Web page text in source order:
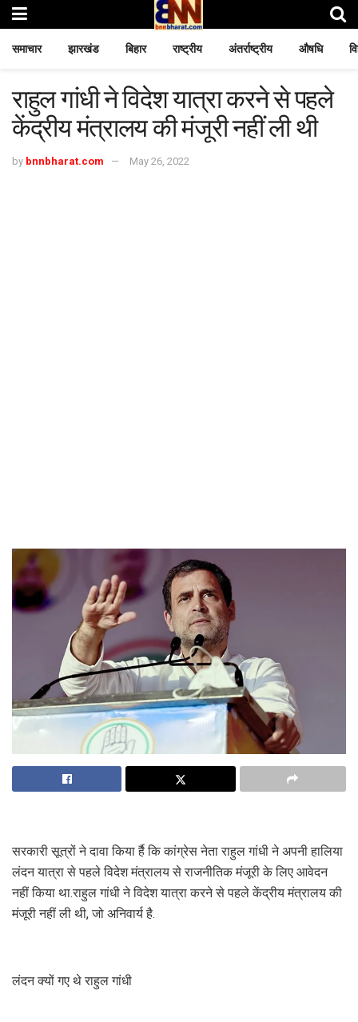
समाचार झारखंड बिहार राष्ट्रीय अंतर्राष्ट्रीय औषधि
राहुल गांधी ने विदेश यात्रा करने से पहले
केंद्रीय मंत्रालय की मंजूरी नहीं ली थी
by bnnbharat.com May 26, 2022
सरकारी सूत्रों ने दावा किया र्है कि कांग्रेस नेता राहुल गांधी ने अपनी हालिया
लंदन यात्रा से पहले विदेश मंत्रालय से राजनीतिक मंजूरी के लिए आवेदन
नहीं किया था.राहुल गांधी ने विदेश यात्रा करने से पहले केंद्रीय मंत्रालय की
मंजूरी नहीं ली थी, जो अनिवार्य है.
लंदन क्‍यों गए थे राहुल गांधी